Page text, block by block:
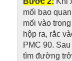
mối bao
mối vào
hộp ra, rắc
PMC 90.
tìm đường